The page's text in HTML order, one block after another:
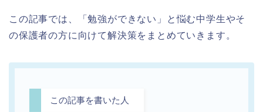
この記事では、「勉強ができない」と悩む中学生やそ
の保護者の方に向けて解決策をまとめていきます。
この記事を書いた人